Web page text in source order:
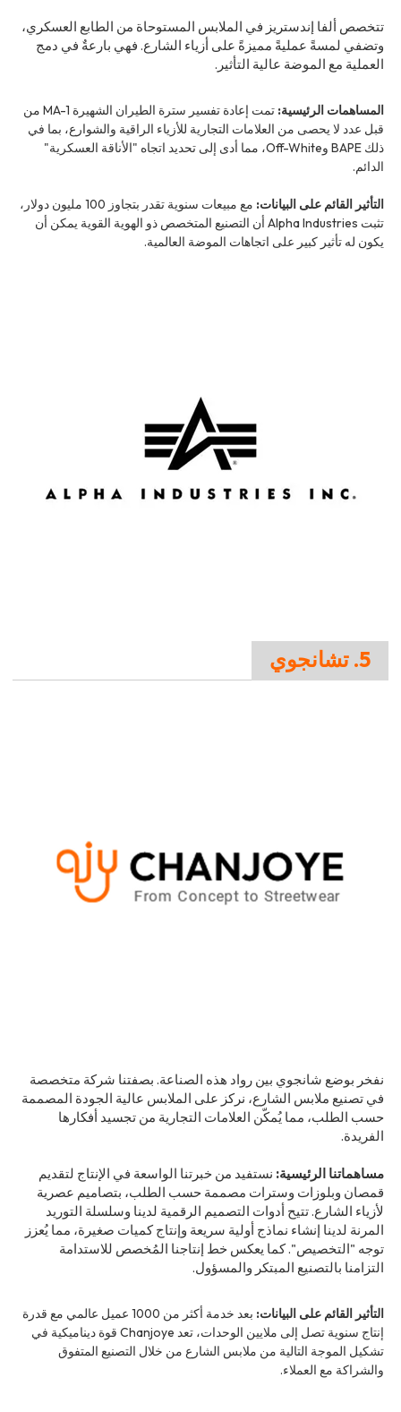
تتخصص ألفا إندستريز في الملابس المستوحاة من الطابع العسكري،
وتضفي لمسةً عمليةً مميزةً على أزياء الشارع. فهي بارعةٌ في دمج
العملية مع الموضة عالية التأثير.
المساهمات الرئيسية:
تمت إعادة تفسير سترة الطيران الشهيرة MA-1 من
قبل عدد لا يحصى من العلامات التجارية للأزياء الراقية والشوارع، بما في
ذلك BAPE وOff-White، مما أدى إلى تحديد اتجاه "الأناقة العسكرية"
الدائم.
التأثير القائم على البيانات:
مع مبيعات سنوية تقدر بتجاوز 100 مليون دولار،
تثبت Alpha Industries أن التصنيع المتخصص ذو الهوية القوية يمكن أن
يكون له تأثير كبير على اتجاهات الموضة العالمية.
5. تشانجوي
نفخر بوضع شانجوي بين رواد هذه الصناعة. بصفتنا شركة متخصصة
في تصنيع ملابس الشارع، نركز على الملابس عالية الجودة المصممة
حسب الطلب، مما يُمكّن العلامات التجارية من تجسيد أفكارها
الفريدة.
مساهماتنا الرئيسية: نستفيد من خبرتنا الواسعة في الإنتاج لتقديم
قمصان وبلوزات وسترات مصممة حسب الطلب، بتصاميم عصرية
لأزياء الشارع. تتيح أدوات التصميم الرقمية لدينا وسلسلة التوريد
المرنة لدينا إنشاء نماذج أولية سريعة وإنتاج كميات صغيرة، مما يُعزز
توجه "التخصيص". كما يعكس خط إنتاجنا المُخصص للاستدامة
التزامنا بالتصنيع المبتكر والمسؤول.
التأثير القائم على البيانات:
بعد خدمة أكثر من 1000 عميل عالمي مع قدرة
إنتاج سنوية تصل إلى ملايين الوحدات، تعد Chanjoye قوة ديناميكية في
تشكيل الموجة التالية من ملابس الشارع من خلال التصنيع المتفوق
والشراكة مع العملاء.